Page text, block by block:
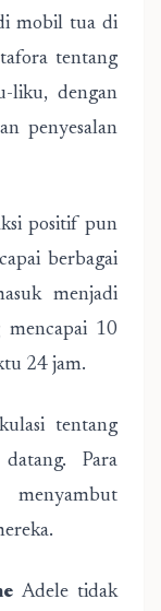
mobil tua di
tentang
liku, dengan
penyesalan
positif pun
berbagai
menjadi
mencapai 10
24 jam.
tentang
Para
Adele tidak